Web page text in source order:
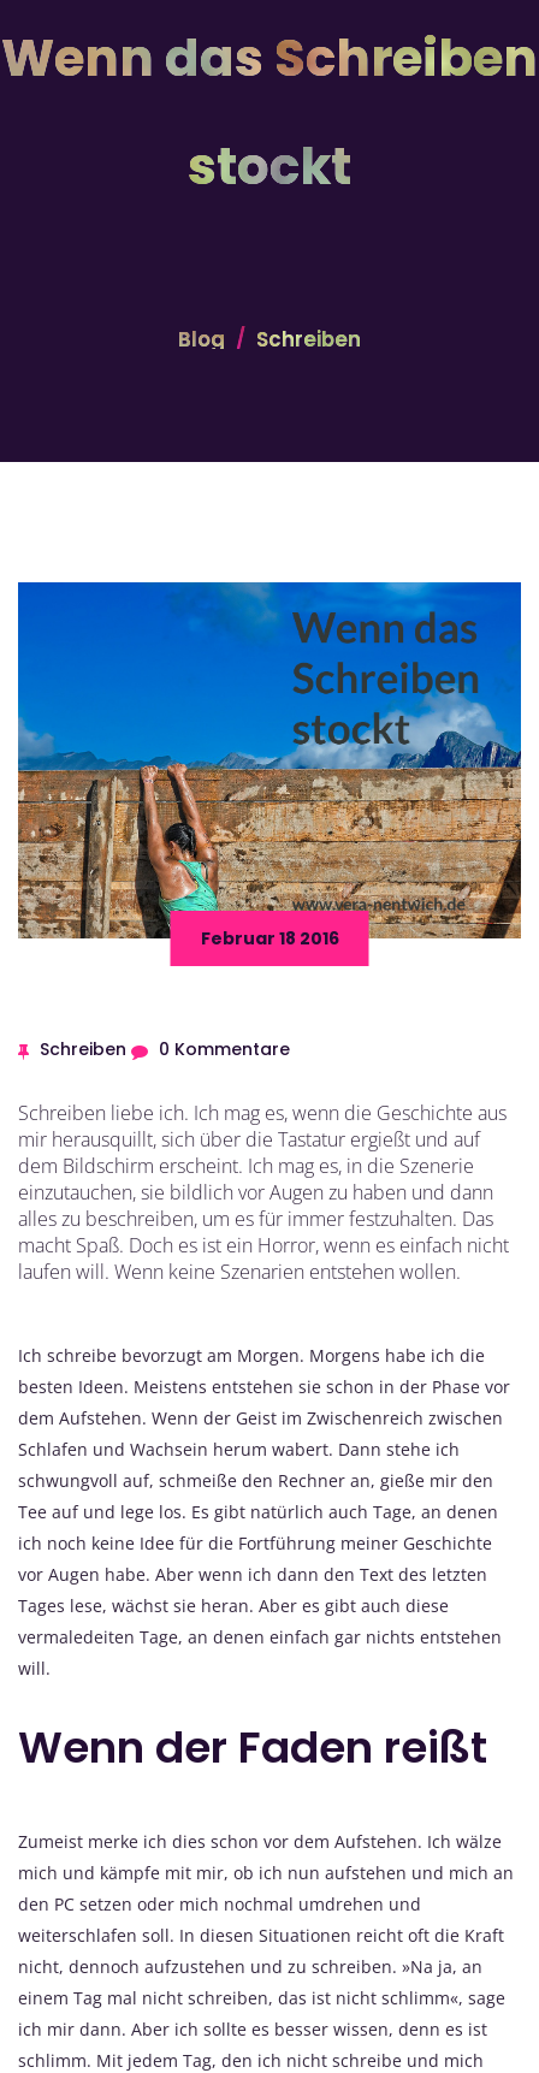
Wenn das Schreiben
stockt
Blog Schreiben
Februar 18 2016
Schreiben 0 Kommentare
Schreiben liebe ich. Ich mag es, wenn die Geschichte aus
mir herausquillt, sich über die Tastatur ergießt und auf
dem Bildschirm erscheint. Ich mag es, in die Szenerie
einzutauchen, sie bildlich vor Augen zu haben und dann
alles zu beschreiben, um es für immer festzuhalten. Das
macht Spaß. Doch es ist ein Horror, wenn es einfach nicht
laufen will. Wenn keine Szenarien entstehen wollen.
Ich schreibe bevorzugt am Morgen. Morgens habe ich die
besten Ideen. Meistens entstehen sie schon in der Phase vor
dem Aufstehen. Wenn der Geist im Zwischenreich zwischen
Schlafen und Wachsein herum wabert. Dann stehe ich
schwungvoll auf, schmeiße den Rechner an, gieße mir den
Tee auf und lege los. Es gibt natürlich auch Tage, an denen
ich noch keine Idee für die Fortführung meiner Geschichte
vor Augen habe. Aber wenn ich dann den Text des letzten
Tages lese, wächst sie heran. Aber es gibt auch diese
vermaledeiten Tage, an denen einfach gar nichts entstehen
will.
Wenn der Faden reißt
Zumeist merke ich dies schon vor dem Aufstehen. Ich wälze
mich und kämpfe mit mir, ob ich nun aufstehen und mich an
den PC setzen oder mich nochmal umdrehen und
weiterschlafen soll. In diesen Situationen reicht oft die Kraft
nicht, dennoch aufzustehen und zu schreiben. »Na ja, an
einem Tag mal nicht schreiben, das ist nicht schlimm«, sage
ich mir dann. Aber ich sollte es besser wissen, denn es ist
schlimm. Mit jedem Tag, den ich nicht schreibe und mich